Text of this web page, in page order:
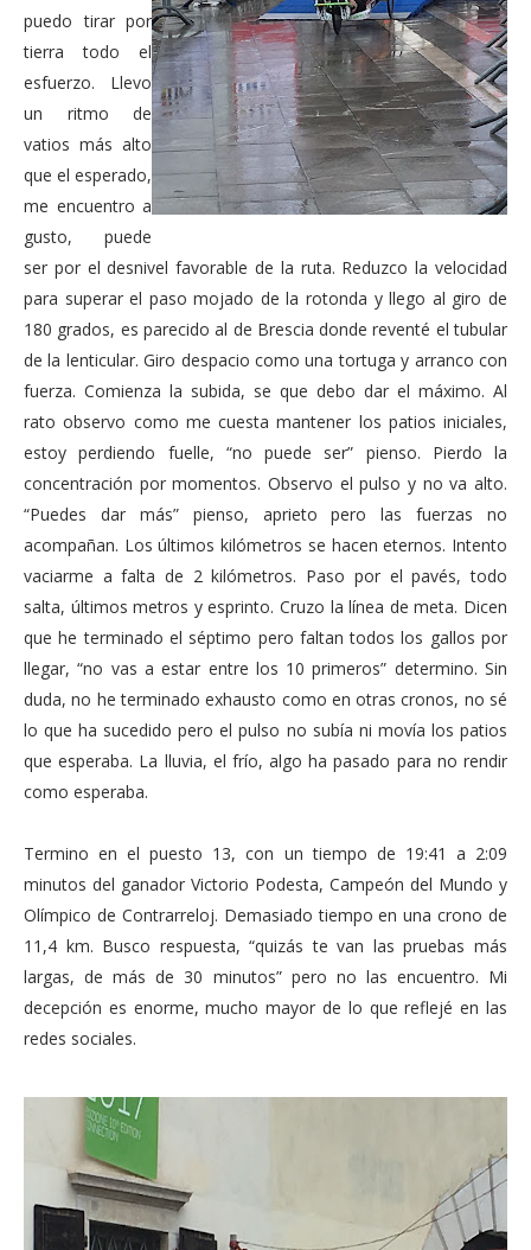
puedo tirar por
tierra todo el
esfuerzo. Llevo
un ritmo de
vatios más alto
que el esperado,
me encuentro a
gusto, puede
ser por el desnivel favorable de la ruta. Reduzco la velocidad
para superar el paso mojado de la rotonda y llego al giro de
180 grados, es parecido al de Brescia donde reventé el tubular
de la lenticular. Giro despacio como una tortuga y arranco con
fuerza. Comienza la subida, se que debo dar el máximo. Al
rato observo como me cuesta mantener los patios iniciales,
estoy perdiendo fuelle, “no puede ser” pienso. Pierdo la
concentración por momentos. Observo el pulso y no va alto.
“Puedes dar más” pienso, aprieto pero las fuerzas no
acompañan. Los últimos kilómetros se hacen eternos. Intento
vaciarme a falta de 2 kilómetros. Paso por el pavés, todo
salta, últimos metros y esprinto. Cruzo la línea de meta. Dicen
que he terminado el séptimo pero faltan todos los gallos por
llegar, “no vas a estar entre los 10 primeros” determino. Sin
duda, no he terminado exhausto como en otras cronos, no sé
lo que ha sucedido pero el pulso no subía ni movía los patios
que esperaba. La lluvia, el frío, algo ha pasado para no rendir
como esperaba.
Termino en el puesto 13, con un tiempo de 19:41 a 2:09
minutos del ganador Victorio Podesta, Campeón del Mundo y
Olímpico de Contrarreloj. Demasiado tiempo en una crono de
11,4 km. Busco respuesta, “quizás te van las pruebas más
largas, de más de 30 minutos” pero no las encuentro. Mi
decepción es enorme, mucho mayor de lo que reflejé en las
redes sociales.